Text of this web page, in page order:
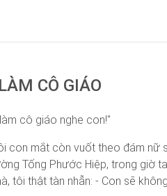
CÔ GIÁO
cô giáo nghe con!"
con mắt còn vuốt theo đám nữ
Tống Phước Hiệp, trong giờ
tôi thật tàn nhẫn: - Con sẽ